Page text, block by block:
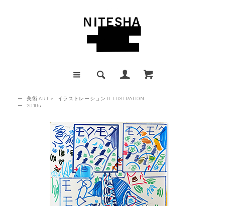
ー 美術 ART >
イラストレーション ILLUSTRATION
ー
2010s